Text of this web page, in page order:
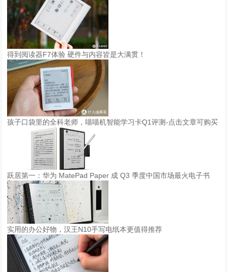
得到阅读器F7体验 硬件与内容皆是大满贯！
孩子口袋里的全科老师，喵喵机智能学习卡Q1评测-点击文章可购买
跃居第一：华为 MatePad Paper 成 Q3 季度中国市场最火电子书
实用的办公好物，汉王N10手写电纸本更值得推荐